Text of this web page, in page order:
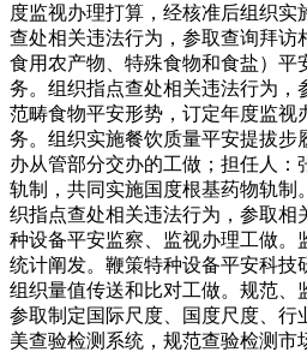
度监视办理打算，经核准后组织
查处相关违法行为，参取查询拜
食用农产物、特殊食物和食盐）平
务。组织指点查处相关违法行为
范畴食物平安形势，订定年度监视
务。组织实施餐饮质量平安提拔
办从管部分交办的工做；担任人：
轨制，共同实施国度根基药物轨制
织指点查处相关违法行为，参取
种设备平安监察、监视办理工做
统计阐发。鞭策特种设备平安科技
组织量值传送和比对工做。规范
参取制定国际尺度、国度尺度、
美查验检测系统，规范查验检测